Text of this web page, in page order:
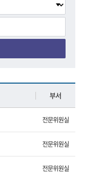
부서
전문위원실
전문위원실
전문위원실